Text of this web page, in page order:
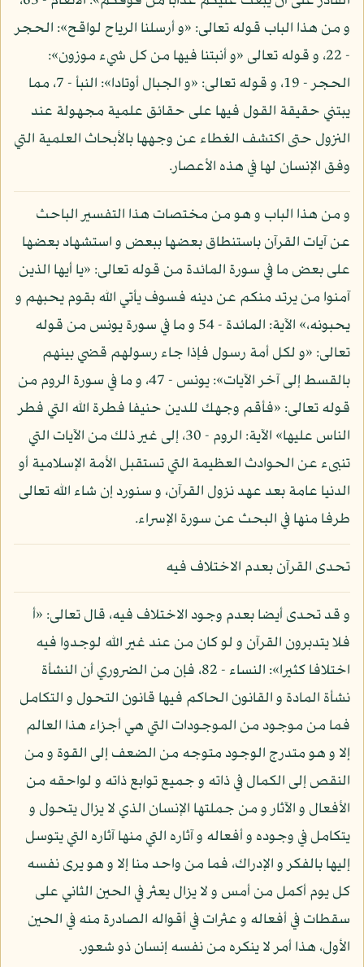
و من هذا الباب قوله تعالى: «و أرسلنا الرياح لواقح»: الحجر
- 22، و قوله تعالى «و أنبتنا فيها من كل شيء موزون»:
الحجر - 19، و قوله تعالى: «و الجبال أوتادا»: النبأ - 7، مما
يبتني حقيقة القول فيها على حقائق علمية مجهولة عند
النزول حتى اكتشف الغطاء عن وجهها بالأبحاث العلمية التي
وفق الإنسان لها في هذه الأعصار.
و من هذا الباب و هو من مختصات هذا التفسير الباحث
عن آيات القرآن باستنطاق بعضها ببعض و استشهاد بعضها
على بعض ما في سورة المائدة من قوله تعالى: «يا أيها الذين
آمنوا من يرتد منكم عن دينه فسوف يأتي الله بقوم يحبهم و
يحبونه،» الآية: المائدة - 54 و ما في سورة يونس من قوله
تعالى: «و لكل أمة رسول فإذا جاء رسولهم قضي بينهم
بالقسط إلى آخر الآيات»: يونس - 47، و ما في سورة الروم من
قوله تعالى: «فأقم وجهك للدين حنيفا فطرة الله التي فطر
الناس عليها» الآية: الروم - 30، إلى غير ذلك من الآيات التي
تنبىء عن الحوادث العظيمة التي تستقبل الأمة الإسلامية أو
الدنيا عامة بعد عهد نزول القرآن، و سنورد إن شاء الله تعالى
طرفا منها في البحث عن سورة الإسراء.
تحدى القرآن بعدم الاختلاف فيه
و قد تحدى أيضا بعدم وجود الاختلاف فيه، قال تعالى: «أ
فلا يتدبرون القرآن و لو كان من عند غير الله لوجدوا فيه
اختلافا كثيرا»: النساء - 82، فإن من الضروري أن النشأة
نشأة المادة و القانون الحاكم فيها قانون التحول و التكامل
فما من موجود من الموجودات التي هي أجزاء هذا العالم
إلا و هو متدرج الوجود متوجه من الضعف إلى القوة و من
النقص إلى الكمال في ذاته و جميع توابع ذاته و لواحقه من
الأفعال و الآثار و من جملتها الإنسان الذي لا يزال يتحول و
يتكامل في وجوده و أفعاله و آثاره التي منها آثاره التي يتوسل
إليها بالفكر و الإدراك، فما من واحد منا إلا و هو يرى نفسه
كل يوم أكمل من أمس و لا يزال يعثر في الحين الثاني على
سقطات في أفعاله و عثرات في أقواله الصادرة منه في الحين
الأول، هذا أمر لا ينكره من نفسه إنسان ذو شعور.